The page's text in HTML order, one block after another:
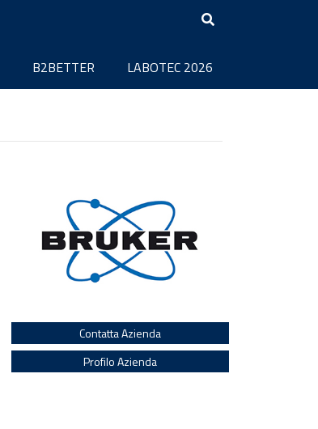
B2BETTER LABOTEC 2026
Contatta Azienda
Profilo Azienda